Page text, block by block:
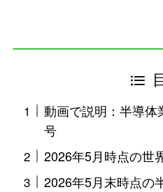
動画で説明：半導体
号
2026年5月時点の世
2026年5月末時点の